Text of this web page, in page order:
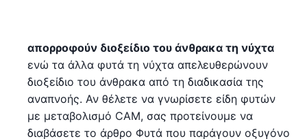
απορροφούν διοξείδιο του άνθρακα τη νύχτα
ενώ τα άλλα φυτά τη νύχτα απελευθερώνουν
διοξείδιο του άνθρακα από τη διαδικασία της
αναπνοής. Αν θέλετε να γνωρίσετε είδη φυτών
με μεταβολισμό CAM, σας προτείνουμε να
διαβάσετε το άρθρο Φυτά που παράγουν οξυγόνο